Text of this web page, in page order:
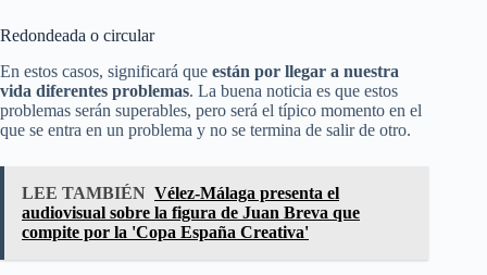
Redondeada o circular
En estos casos, significará que están por llegar a nuestra
vida diferentes problemas. La buena noticia es que estos
problemas serán superables, pero será el típico momento en el
que se entra en un problema y no se termina de salir de otro.
LEE TAMBIÉN Vélez-Málaga presenta el
audiovisual sobre la figura de Juan Breva que
compite por la 'Copa España Creativa'